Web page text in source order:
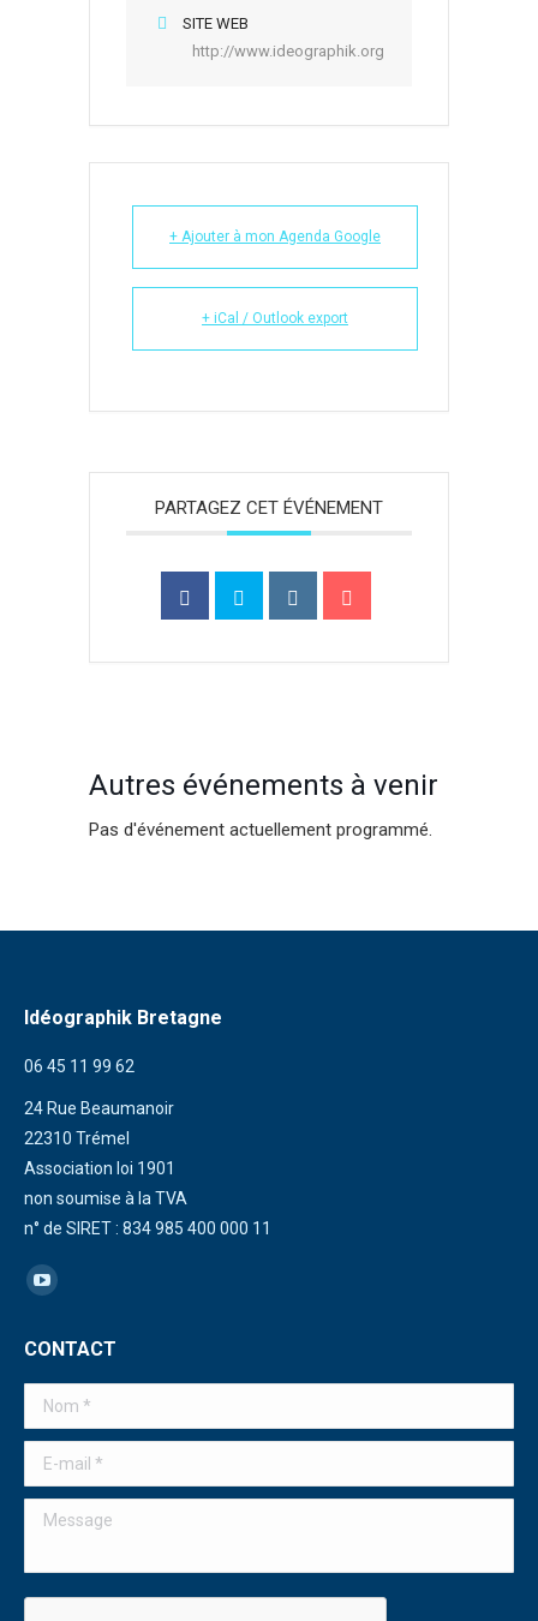
SITE WEB
http://www.ideographik.org
+ Ajouter à mon Agenda Google
+ iCal / Outlook export
PARTAGEZ CET ÉVÉNEMENT
Autres événements à venir
Pas d'événement actuellement programmé.
Idéographik Bretagne
06 45 11 99 62
24 Rue Beaumanoir
22310 Trémel
Association loi 1901
non soumise à la TVA
n° de SIRET : 834 985 400 000 11
Trouvez nous sur :
La
YouTube
s'ouvre
nouvelle
fenêtre
CONTACT
Nom *
E-mail *
Message